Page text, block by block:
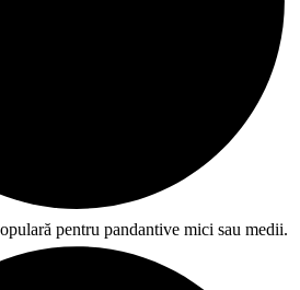
pentru pandantive mici sau medii.